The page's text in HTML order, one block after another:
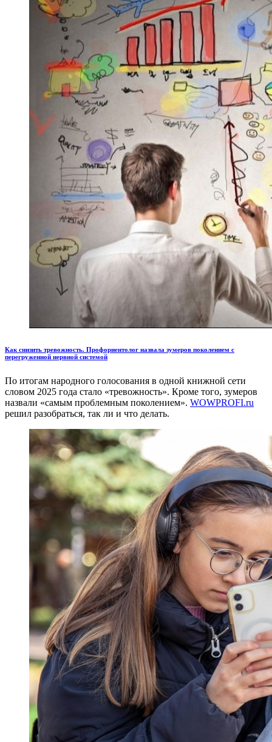
Как снизить тревожность. Профориентолог назвала зумеров поколением с
перегруженной нервной системой
По итогам народного голосования в одной книжной сети
словом 2025 года стало «тревожность». Кроме того, зумеров
назвали «самым проблемным поколением». WOWPROFI.ru
решил разобраться, так ли и что делать.